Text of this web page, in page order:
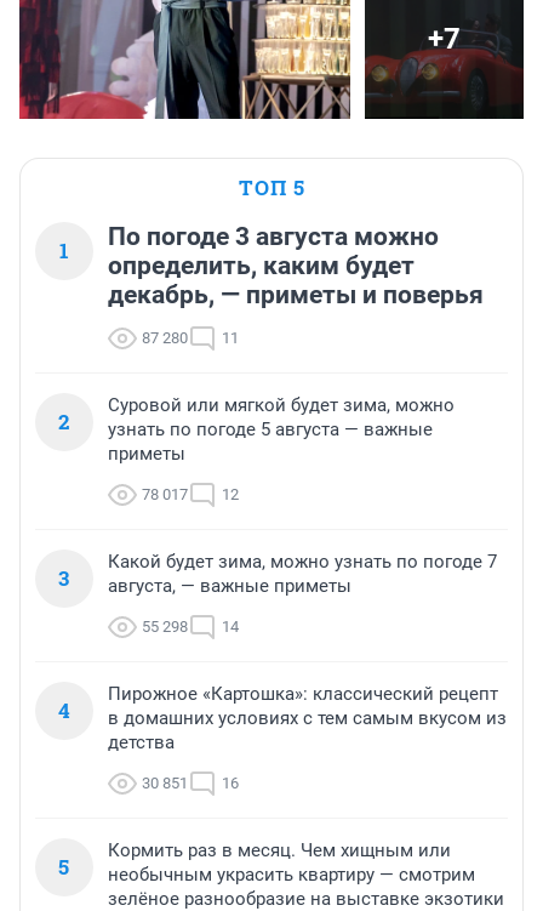
+7
ТОП 5
1
По погоде 3 августа можно
определить, каким будет
декабрь, — приметы и поверья
87 280 11
2
Суровой или мягкой будет зима, можно
узнать по погоде 5 августа — важные
приметы
78 017 12
3
Какой будет зима, можно узнать по погоде 7
августа, — важные приметы
55 298 14
4
Пирожное «Картошка»: классический рецепт
в домашних условиях с тем самым вкусом из
детства
30 851 16
5
Кормить раз в месяц. Чем хищным или
необычным украсить квартиру — смотрим
зелёное разнообразие на выставке экзотики